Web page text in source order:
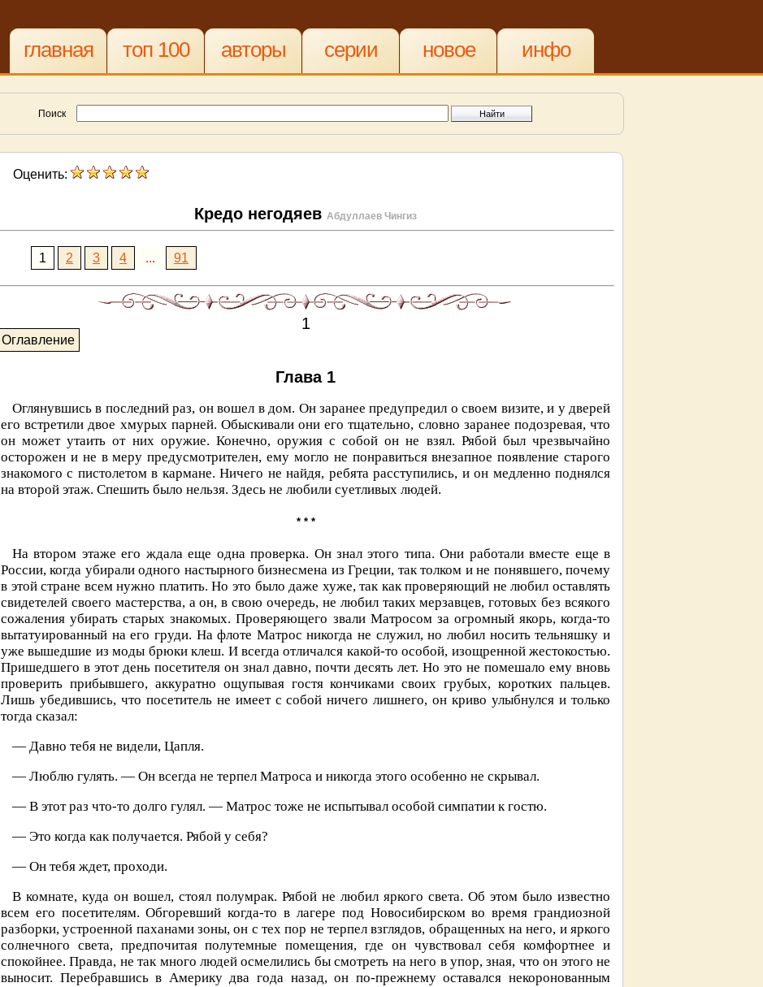
главная топ 100 авторы серии новое инфо
Поиск
Оценить:
Кредо негодяев Абдуллаев Чингиз
1 2 3 4 ... 91
1
Оглавление
Глава 1
Оглянувшись в последний раз, он вошел в дом. Он заранее предупредил о своем визите, и у дверей
его встретили двое хмурых парней. Обыскивали они его тщательно, словно заранее подозревая, что
он может утаить от них оружие. Конечно, оружия с собой он не взял. Рябой был чрезвычайно
осторожен и не в меру предусмотрителен, ему могло не понравиться внезапное появление старого
знакомого с пистолетом в кармане. Ничего не найдя, ребята расступились, и он медленно поднялся
на второй этаж. Спешить было нельзя. Здесь не любили суетливых людей.
* * *
На втором этаже его ждала еще одна проверка. Он знал этого типа. Они работали вместе еще в
России, когда убирали одного настырного бизнесмена из Греции, так толком и не понявшего, почему
в этой стране всем нужно платить. Но это было даже хуже, так как проверяющий не любил оставлять
свидетелей своего мастерства, а он, в свою очередь, не любил таких мерзавцев, готовых без всякого
сожаления убирать старых знакомых. Проверяющего звали Матросом за огромный якорь, когда-то
вытатуированный на его груди. На флоте Матрос никогда не служил, но любил носить тельняшку и
уже вышедшие из моды брюки клеш. И всегда отличался какой-то особой, изощренной жестокостью.
Пришедшего в этот день посетителя он знал давно, почти десять лет. Но это не помешало ему вновь
проверить прибывшего, аккуратно ощупывая гостя кончиками своих грубых, коротких пальцев.
Лишь убедившись, что посетитель не имеет с собой ничего лишнего, он криво улыбнулся и только
тогда сказал:
— Давно тебя не видели, Цапля.
— Люблю гулять. — Он всегда не терпел Матроса и никогда этого особенно не скрывал.
— В этот раз что-то долго гулял. — Матрос тоже не испытывал особой симпатии к гостю.
— Это когда как получается. Рябой у себя?
— Он тебя ждет, проходи.
В комнате, куда он вошел, стоял полумрак. Рябой не любил яркого света. Об этом было известно
всем его посетителям. Обгоревший когда-то в лагере под Новосибирском во время грандиозной
разборки, устроенной паханами зоны, он с тех пор не терпел взглядов, обращенных на него, и яркого
солнечного света, предпочитая полутемные помещения, где он чувствовал себя комфортнее и
спокойнее. Правда, не так много людей осмелились бы смотреть на него в упор, зная, что он этого не
выносит. Перебравшись в Америку два года назад, он по-прежнему оставался некоронованным